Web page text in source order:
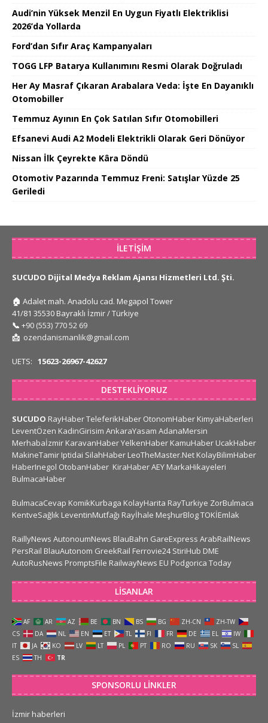
Audi’nin Yüksek Menzil En Uygun Fiyatlı Elektriklisi
2026’da Yollarda
Ford’dan Sıfır Araç Kampanyaları
TOGG LFP Batarya Kullanımını Resmi Olarak Doğruladı
Her Ay Masraf Çıkaran Arabalara Veda: İşte En Dayanıklı
Otomobiller
Temmuz Ayının En Çok Satılan Sıfır Otomobilleri
Efsanevi Audi A2 Modeli Elektrikli Olarak Geri Dönüyor
Nissan İlk Çeyrekte Kâra Döndü
Otomotiv Pazarında Temmuz Freni: Satışlar Yüzde 25
Geriledi
İLETIŞIM
SUCUDO Dijital Medya Reklam Ajansı Hizmetleri Ltd. Şti.
🏠 Adalet mah. Anadolu cad. Megapol Tower
41/81 35530 Bayraklı İzmir / Türkiye
📞 +90 (553) 770 52 69
📩 ozendanismanlik@gmail.com
UETS: 15623-26967-42627
DESTEKLIYORUZ
SUCUDO RayHaberTeleferikHaber OtonomHaber KimyaHaberleri
LeventÖzen KadinGirisim AnkaraYasam AdanaMersin
Merhabaİzmir KaravanHaberYelkenHaber KamuHaber UcakHaber
MakineTamir Iptidai SilahHaber LeoTheMaster.Net KolayBilimHaber
HaberInegol OtobanHaber KiraHaberAEY MarkaHikayeleri
BulmacaHaber
BulmacaCevap KomikKurbaga KolayHarita RayTurkiye ZorBulmaca
KentveSağlık LeventinMutfağı Rayİhale MeşhurBlogTOKİEmlak
RaillyNews AutonoumNews BlauBahn GareExpress ArabRailNews
PersRail BlauAutonom GreekRail Ferrovie24 StiriHub DME
AutoRusNews PromptsFile RailwayNews EU Podgorica Today
LISANLAR
AF AR AZ BE BN BS BG ZH-CN
ZH-TW
CS
DA NL EN ET TL FI FR DE EL
IW
IT
JA KO LV LT PL PT RO RU SK
SL
ES
TH TR
SPONSORLU LINKLER
İzmir haberleri